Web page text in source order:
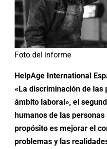
Foto del informe
HelpAge International
«La discriminación de las
ámbito laboral», el
humanos de las
propósito es mejorar el
problemas y las